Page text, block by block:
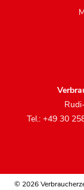
Tel.: +49 30
© 2026